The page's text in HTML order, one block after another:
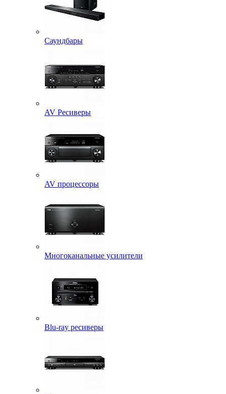
Саундбары
AV Ресиверы
AV процессоры
Многоканальные усилители
Blu-ray ресиверы